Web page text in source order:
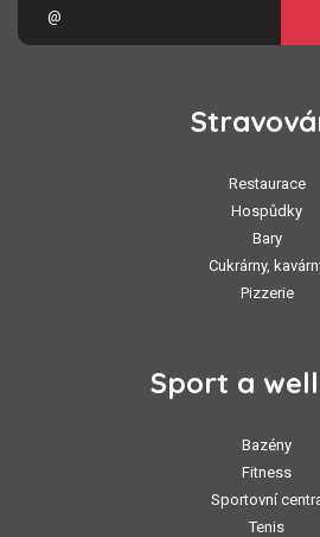
Restaurace
Hospůdky
Bary
Cukrárny,
Pizzerie
Sport a
Bazény
Fitness
Sportovní
Tenis